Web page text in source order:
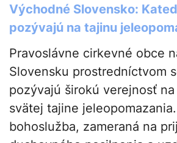
Východné Slovensko:
pozývajú na tajinu
Pravoslávne cirkevné obce
Slovensku prostredníctvom
pozývajú širokú verejnosť
svätej tajine
bohoslužba, zameraná na